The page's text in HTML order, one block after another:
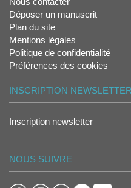
Déposer un manuscrit
Plan du site
Mentions légales
Politique de confidentialité
Préférences des cookies
INSCRIPTION NEWSLETTER
Inscription newsletter
NOUS SUIVRE